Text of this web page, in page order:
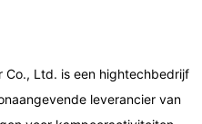
Co., Ltd. is een hightechbedrijf
leverancier van